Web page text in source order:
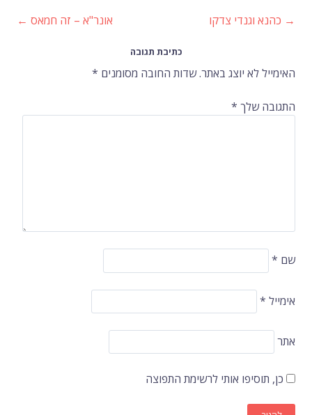
ניווט
ברשומות
→ כהנא וגנדי צדקו אונר"א – זה חמאס ←
כתיבת תגובה
האימייל לא יוצג באתר.שדות החובה מסומנים *
התגובה שלך *
שם *
אימייל *
אתר
כן, תוסיפו אותי לרשימת התפוצה